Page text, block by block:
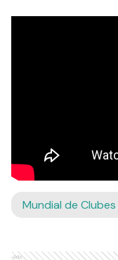
Mundial de Clubes
Ads